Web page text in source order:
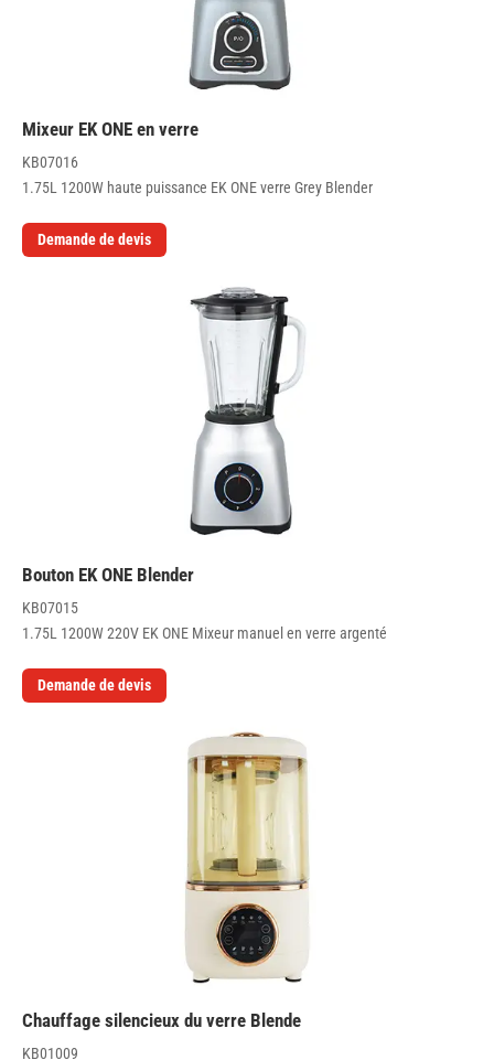
Mixeur EK ONE en verre
KB07016
1.75L 1200W haute puissance EK ONE verre Grey Blender
Demande de devis
Bouton EK ONE Blender
KB07015
1.75L 1200W 220V EK ONE Mixeur manuel en verre argenté
Demande de devis
Chauffage silencieux du verre Blende
KB01009